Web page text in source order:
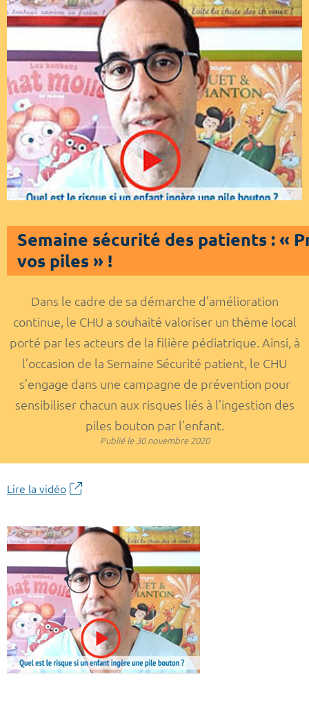
Semaine sécurité des patients : «
vos piles » !
Dans le cadre de sa démarche d’amélioration
continue, le CHU a souhaité valoriser un thème local
porté par les acteurs de la filière pédiatrique. Ainsi, à
l’occasion de la Semaine Sécurité patient, le CHU
s’engage dans une campagne de prévention pour
sensibiliser chacun aux risques liés à l’ingestion des
piles bouton par l’enfant.
Publié le30 novembre 2020
Lire la vidéo